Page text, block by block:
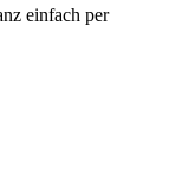
einfach per